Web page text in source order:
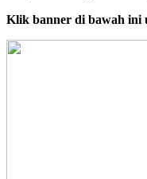
Klik banner di bawah ini